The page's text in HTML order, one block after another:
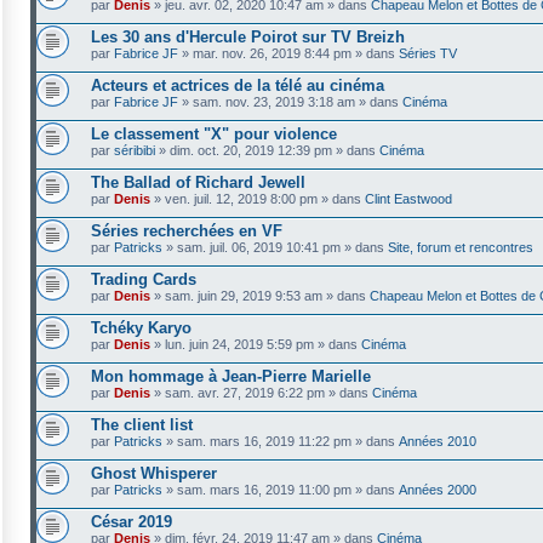
par Denis » jeu. avr. 02, 2020 10:47 am » dans Chapeau Melon et Bottes de
Les 30 ans d'Hercule Poirot sur TV Breizh
par Fabrice JF » mar. nov. 26, 2019 8:44 pm » dans Séries TV
Acteurs et actrices de la télé au cinéma
par Fabrice JF » sam. nov. 23, 2019 3:18 am » dans Cinéma
Le classement "X" pour violence
par séribibi » dim. oct. 20, 2019 12:39 pm » dans Cinéma
The Ballad of Richard Jewell
par Denis » ven. juil. 12, 2019 8:00 pm » dans Clint Eastwood
Séries recherchées en VF
par Patricks » sam. juil. 06, 2019 10:41 pm » dans Site, forum et rencontres
Trading Cards
par Denis » sam. juin 29, 2019 9:53 am » dans Chapeau Melon et Bottes de
Tchéky Karyo
par Denis » lun. juin 24, 2019 5:59 pm » dans Cinéma
Mon hommage à Jean-Pierre Marielle
par Denis » sam. avr. 27, 2019 6:22 pm » dans Cinéma
The client list
par Patricks » sam. mars 16, 2019 11:22 pm » dans Années 2010
Ghost Whisperer
par Patricks » sam. mars 16, 2019 11:00 pm » dans Années 2000
César 2019
par Denis » dim. févr. 24, 2019 11:47 am » dans Cinéma